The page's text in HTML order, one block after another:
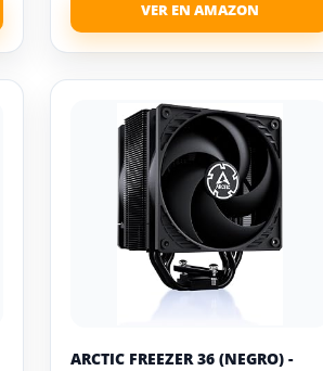
ARCTIC FREEZER 36 (NEGRO) -